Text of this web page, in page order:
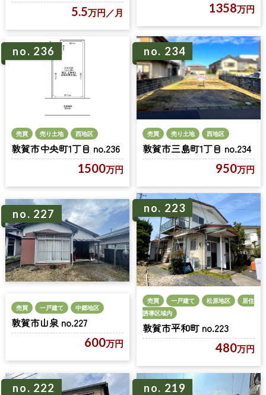
5.5万円 ／月 1358万円
no. 236
売買 売り土地 西地区
敦賀市中央町1丁目 no.236
1500万円
no. 234
売買 売り土地 西地区
敦賀市三島町1丁目 no.234
950万円
no. 227
売買 一戸建て 中郷地区
敦賀市山泉 no.227
600万円
no. 223
売買 一戸建て 松原地区
居住
誘導区域内
敦賀市平和町 no.223
480万円
no. 222 no. 219